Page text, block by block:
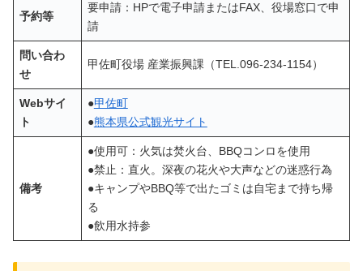
予約等
要申請：HPで電子申請またはFAX、役場窓口で申
請
問い合わ
せ
甲佐町役場 産業振興課（TEL.096-234-1154）
Webサイ
ト
●甲佐町
●熊本県公式観光サイト
備考
●使用可：火気は焚火台、BBQコンロを使用
●禁止：直火。深夜の花火や大声などの迷惑行為
●キャンプやBBQ等で出たゴミは自宅まで持ち帰
る
●飲用水持参